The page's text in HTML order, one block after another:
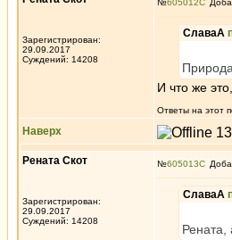
Зарегистрирован:
29.09.2017
Суждений: 14208
№605012
СлаваА
И что же
Ответы на этот
Наверх
Рената Скот
Зарегистрирован:
29.09.2017
Суждений: 14208
№605013
СлаваА
Рената,